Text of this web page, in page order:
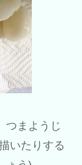
つまようじ
いたりする